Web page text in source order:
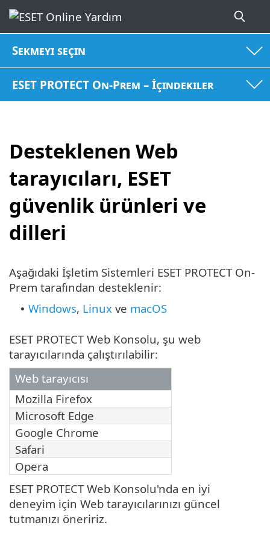
Sekmeyi seçin
ESET PROTECT On-Prem – İçindekiler
Desteklenen Web
tarayıcıları, ESET
güvenlik ürünleri ve
dilleri
Aşağıdaki İşletim Sistemleri ESET PROTECT On-
Prem tarafından desteklenir:
• Windows, Linux ve macOS
ESET PROTECT Web Konsolu, şu web
tarayıcılarında çalıştırılabilir:
Web tarayıcısı
Mozilla Firefox
Microsoft Edge
Google Chrome
Safari
Opera
ESET PROTECT Web Konsolu'nda en iyi
deneyim için Web tarayıcılarınızı güncel
tutmanızı öneririz.